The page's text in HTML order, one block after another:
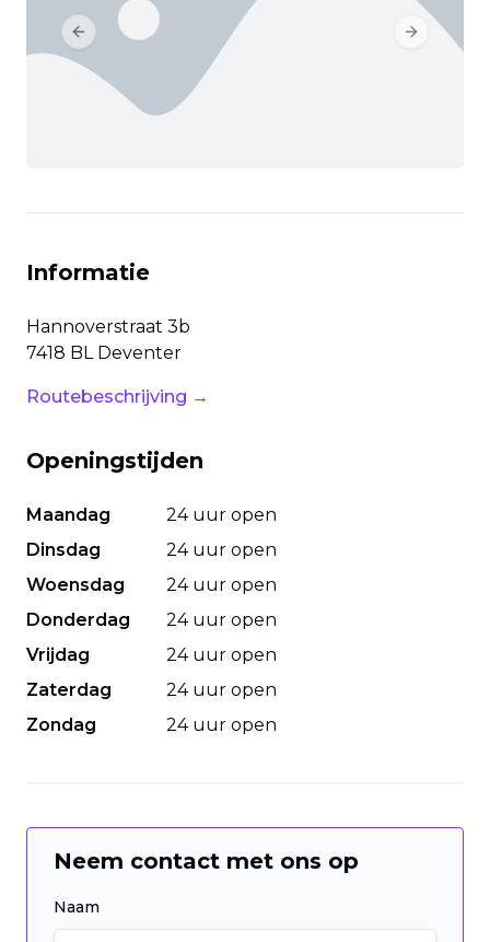
Previous slide Next slide
Informatie
Hannoverstraat 3b
7418 BL Deventer
Routebeschrijving →
Openingstijden
Maandag
24 uur open
Dinsdag
24 uur open
Woensdag
24 uur open
Donderdag
24 uur open
Vrijdag
24 uur open
Zaterdag
24 uur open
Zondag
24 uur open
Neem contact met ons op
Naam